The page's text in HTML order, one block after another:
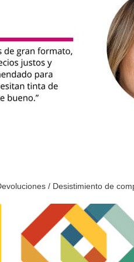
/ Desistimiento de